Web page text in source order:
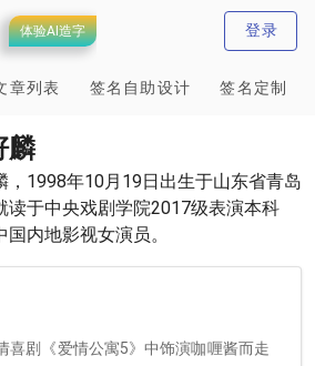
体验AI造字 登录
章列表 签名自助设计 签名定制
麟
，1998年10月19日出生于山东省青岛
读于中央戏剧学院2017级表演本科
国内地影视女演员。
喜剧《爱情公寓5》中饰演咖喱酱而走